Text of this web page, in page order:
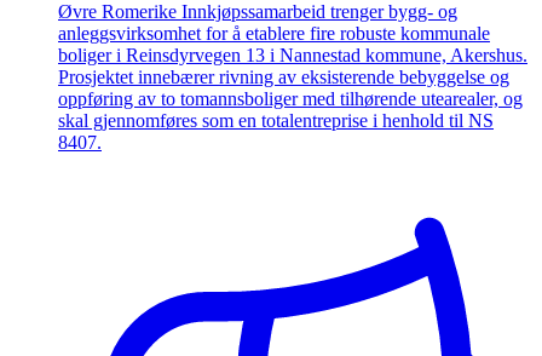
Øvre Romerike Innkjøpssamarbeid trenger bygg- og
anleggsvirksomhet for å etablere fire robuste kommunale
boliger i Reinsdyrvegen 13 i Nannestad kommune, Akershus.
Prosjektet innebærer rivning av eksisterende bebyggelse og
oppføring av to tomannsboliger med tilhørende utearealer, og
skal gjennomføres som en totalentreprise i henhold til NS
8407.